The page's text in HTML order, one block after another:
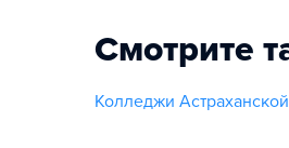
Смотрите
Колледжи